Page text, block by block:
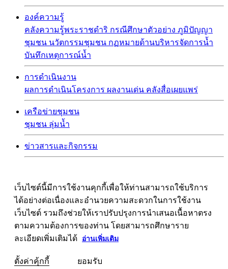
องค์ความรู้
คลังความรู้พระราชดำริ กรณีศึกษาตัวอย่าง ภูมิปัญญา
ชุมชน นวัตกรรมชุมชน กฏหมายด้านบริหารจัดการน้ำ
บันทึกเหตุการณ์น้ำ
การดำเนินงาน
ผลการดำเนินโครงการ ผลงานเด่น คลังสื่อเผยแพร่
เครือข่ายชุมชน
ชุมชน ลุ่มน้ำ
ข่าวสารและกิจกรรม
เว็บไซต์นี้มีการใช้งานคุกกี้เพื่อให้ท่านสามารถใช้บริการ
ได้อย่างต่อเนื่องและอำนวยความสะดวกในการใช้งาน
เว็บไซต์ รวมถึงช่วยให้เราปรับปรุงการนำเสนอเนื้อหาตรง
ตามความต้องการของท่าน โดยสามารถศึกษาราย
ละเอียดเพิ่มเติมได้
อ่านเพิ่มเติม
ตั้งค่าคุ้กกี้ ยอมรับ